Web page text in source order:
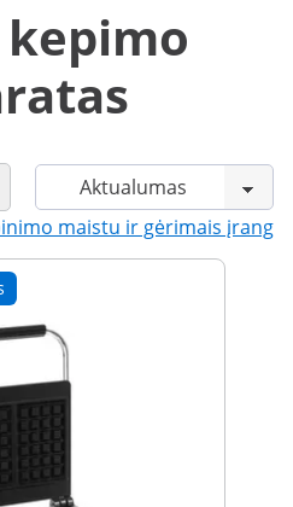
maistu ir gėrimais įranga